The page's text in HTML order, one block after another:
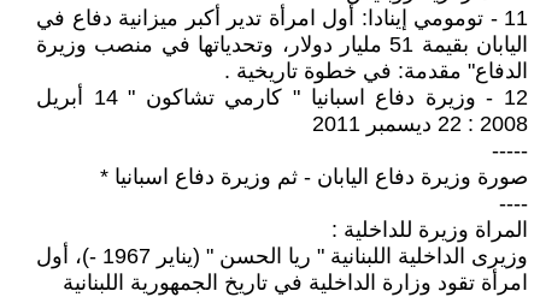
11 - تومومي إينادا: أول امرأة تدير أكبر ميزانية دفاع في
اليابان بقيمة 51 مليار دولار، وتحدياتها في منصب وزيرة
الدفاع" مقدمة: في خطوة تاريخية .
12 - وزيرة دفاع اسبانيا " كارمي تشاكون " 14 أبريل
2008 : 22 ديسمبر 2011
-----
صورة وزيرة دفاع اليابان - ثم وزيرة دفاع اسبانيا *
----
المراة وزيرة للداخلية :
وزيرى الداخلية اللبنانية " ريا الحسن " (يناير 1967 -)، أول
امرأة تقود وزارة الداخلية في تاريخ الجمهورية اللبنانية